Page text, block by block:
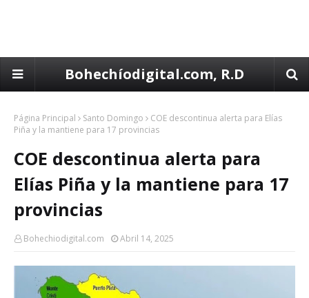
Bohechíodigital.com, R.D
Página Principal Santo Domingo
COE descontinua alerta para Elías
Piña y la mantiene para 17 provincias
COE descontinua alerta para
Elías Piña y la mantiene para 17
provincias
Bohechiodigital.com Abril 14, 2025